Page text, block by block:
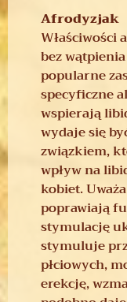
Afrodyzjak
bez
popularne
specyficzne
wspierają
wydaje się
związkiem,
wpływ na
kobiet.
poprawiają
stymulację
stymuluje
płciowych,
erekcję,